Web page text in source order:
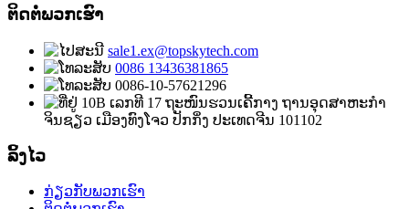
ຕິດຕໍ່ພວກເຮົາ
sale1.ex@topskytech.com
0086 13436381865
0086-10-57621296
10B ເລກທີ 17 ຖະໜົນຮວນເຄີ້ກາງ ຖານອຸດສາຫະກຳ
ຈິນຊຽວ ເມືອງທົງໂຈວ ປັກກິ່ງ ປະເທດຈີນ 101102
ລິ້ງໄວ
ກ່ຽວກັບພວກເຮົາ